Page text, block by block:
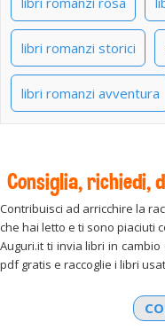
libri romanzi storici
libri romanzi avventura
Consiglia, richiedi,
Contribuisci ad arricchire la
che hai letto e ti sono piaciuti
Auguri.it ti invia libri in
pdf gratis e raccoglie i libri